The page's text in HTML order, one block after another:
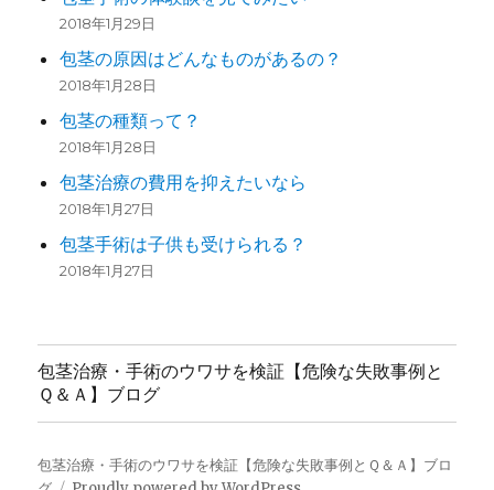
2018年1月29日
包茎の原因はどんなものがあるの？
2018年1月28日
包茎の種類って？
2018年1月28日
包茎治療の費用を抑えたいなら
2018年1月27日
包茎手術は子供も受けられる？
2018年1月27日
包茎治療・手術のウワサを検証【危険な失敗事例と
Ｑ＆Ａ】ブログ
包茎治療・手術のウワサを検証【危険な失敗事例とＱ＆Ａ】ブロ